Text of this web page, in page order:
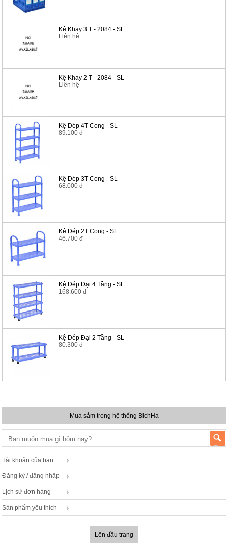
Kệ Khay 3 T - 2084 - SL
Liên hệ
Kệ Khay 2 T - 2084 - SL
Liên hệ
Kệ Dép 4T Cong - SL
89.100 đ
Kệ Dép 3T Cong - SL
68.000 đ
Kệ Dép 2T Cong - SL
46.700 đ
Kệ Dép Đại 4 Tầng - SL
168.600 đ
Kệ Dép Đại 2 Tầng - SL
80.300 đ
Mua sắm trong hệ thống BichHa
Tài khoản của bạn
Đăng ký / đăng nhập
Lịch sử đơn hàng
Sản phẩm yêu thích
Lên đầu trang